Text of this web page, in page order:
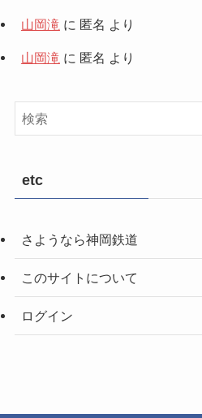
山岡滝 に 匿名 より
山岡滝 に 匿名 より
etc
さようなら神岡鉄道
このサイトについて
ログイン